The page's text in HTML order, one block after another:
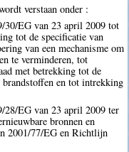
verstaan onder :
EG van 23 april 2009 tot
tot de specificatie van
van een mechanisme om
te verminderen, tot
met betrekking tot de
brandstoffen en tot intrekking
EG van 23 april 2009 ter
bronnen en
2001/77/EG en Richtlijn